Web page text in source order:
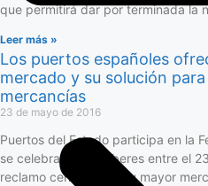
que permitirá dar por terminada la
Leer más »
Los puertos españoles
mercado y su solución
mercancías
23 de mayo de 2016
Puertos del Estado participa en la
se celebrará en Amberes entre el
reclamo centrado en su mayor